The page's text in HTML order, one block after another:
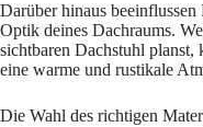
Darüber hinaus
Optik deines Dachraums.
sichtbaren Dachstuhl
eine warme und rustikale
Die Wahl des richtigen